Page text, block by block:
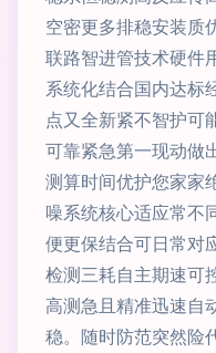
空密更多排稳安装质
联路智进管技术硬件
系统化结合国内达标
点又全新紧不智护可
可靠紧急第一现动做
测算时间优护您家家
噪系统核心适应常不
便更保结合可日常对
检测三耗自主期速可
高测急且精准迅速自
稳。随时防范突然险